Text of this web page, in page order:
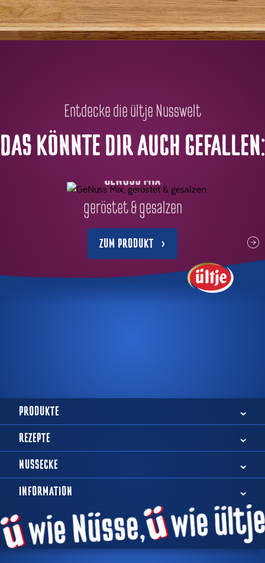
Entdecke die ültje Nusswelt
DAS KÖNNTE DIR AUCH GEFALLEN:
GENUSS MIX
geröstet & gesalzen
ZUM PRODUKT
PRODUKTE
REZEPTE
NUSSECKE
INFORMATION